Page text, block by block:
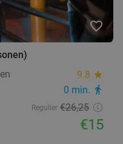
favorite_border
9.8 star
0 min. directions_walk
Regulier €26,25
€15